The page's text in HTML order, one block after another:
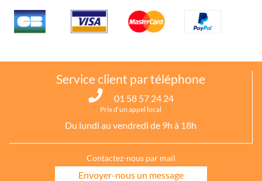
Service client par téléphone
01 58 57 24 24
Prix d’un appel local
Du lundi au vendredi de 9h à 18h
Contactez-nous par mail
Envoyer-nous un message